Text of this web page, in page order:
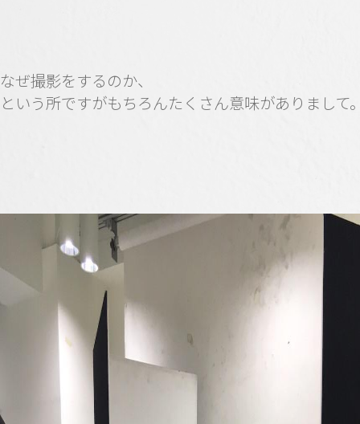
なぜ撮影をするのか、
という所ですがもちろんたくさん意味がありまして